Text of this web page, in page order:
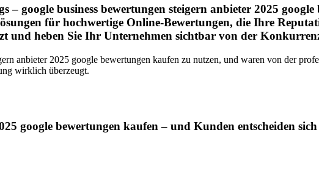
– google business bewertungen steigern anbieter 2025
für hochwertige Online-Bewertungen, die Ihre
und heben Sie Ihr Unternehmen sichtbar von der
anbieter 2025 google bewertungen kaufen zu nutzen, und waren von der
wirklich überzeugt.
google bewertungen kaufen – und Kunden entscheiden